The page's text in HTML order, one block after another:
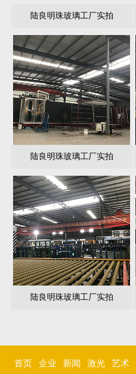
陆良明珠玻璃工厂实拍
陆良明珠玻璃工厂实拍
陆良明珠玻璃工厂实拍
首页 企业 新闻 激光 艺术